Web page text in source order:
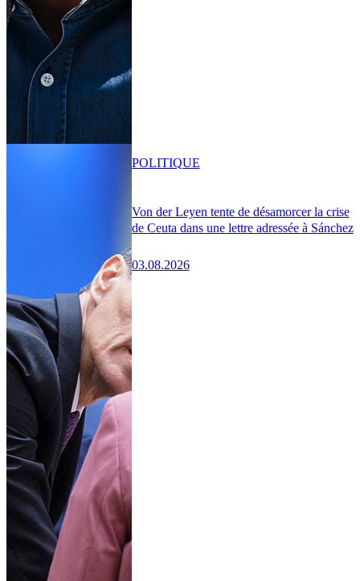
Von der Leyen tente de désamorcer la crise
de Ceuta dans une lettre adressée à Sánchez
03.08.2026
POLITIQUE